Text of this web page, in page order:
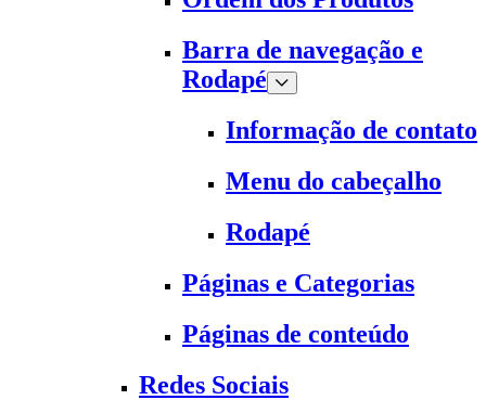
Barra de navegação e
Rodapé
Informação de contato
Menu do cabeçalho
Rodapé
Páginas e Categorias
Páginas de conteúdo
Redes Sociais